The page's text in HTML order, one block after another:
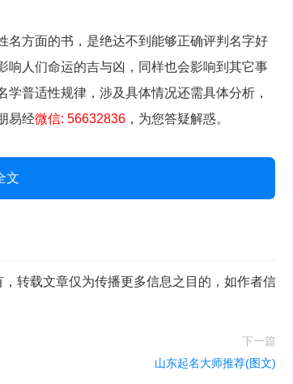
方面的书，是绝达不到能够正确评判名字好
响人们命运的吉与凶，同样也会影响到其它事
普适性规律，涉及具体情况还需具体分析，
易经微信: 56632836 ，为您答疑解惑。
文
转载文章仅为传播更多信息之目的，如作者信
下一篇
山东起名大师推荐(图文)